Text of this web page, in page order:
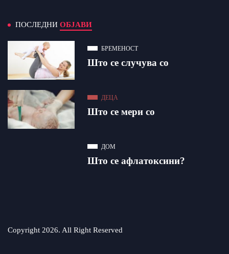
ПОСЛЕДНИ ОБЈАВИ
БРЕМЕНОСТ
Што се случува со
ДЕЦА
Што се мери со
ДОМ
Што се афлатоксини?
Copyright 2026. All Right Reserved